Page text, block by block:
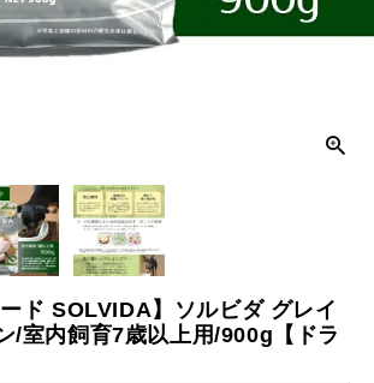
ード SOLVIDA】ソルビダ グレイ
/室内飼育7歳以上用/900g【ドラ